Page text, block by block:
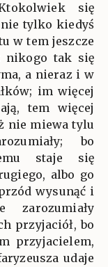
się
tylko kiedyś
w tem jeszcze
nikogo tak się
a nieraz i w
im więcej
tem więcej
nie miewa tylu
bo
staje się
albo go
wysunąć i
zarozumiały
przyjaciół, bo
przyjacielem,
udaje